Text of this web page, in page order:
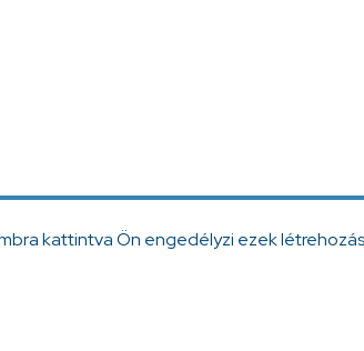
kattintva Ön engedélyzi ezek